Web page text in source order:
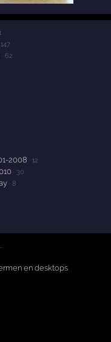
· 147
· 62
2008 · 12
· 30
· 8
en desktops